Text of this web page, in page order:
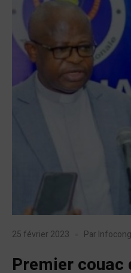
25 février 2023 Par
Premier couac